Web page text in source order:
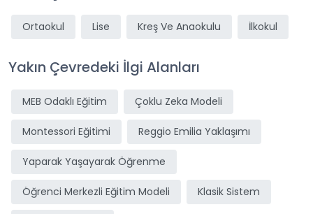
Ortaokul Lise Kreş Ve Anaokulu İlkokul
Yakın Çevredeki İlgi Alanları
MEB Odaklı Eğitim Çoklu Zeka Modeli
Montessori Eğitimi Reggio Emilia Yaklaşımı
Yaparak Yaşayarak Öğrenme
Öğrenci Merkezli Eğitim Modeli Klasik Sistem